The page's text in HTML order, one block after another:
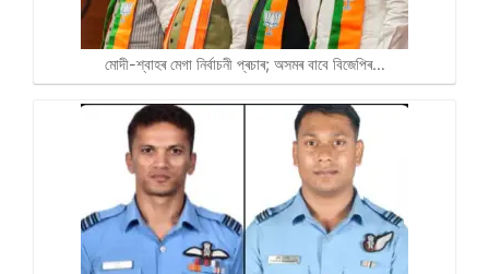
মোদী-শ্বাহৰ মেগা নিৰ্বাচনী প্ৰচাৰ; অসমৰ বাবে বিজেপিৰ…